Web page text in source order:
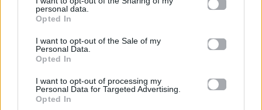
personal data.
Opted In
I want to opt-out of the Sale of my
Personal Data.
Opted In
I want to opt-out of processing my
Personal Data for Targeted Advertising.
Opted In